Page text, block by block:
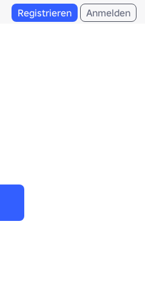
Registrieren Anmelden